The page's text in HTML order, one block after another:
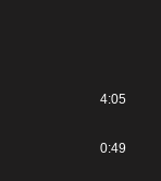
4:05
0:49